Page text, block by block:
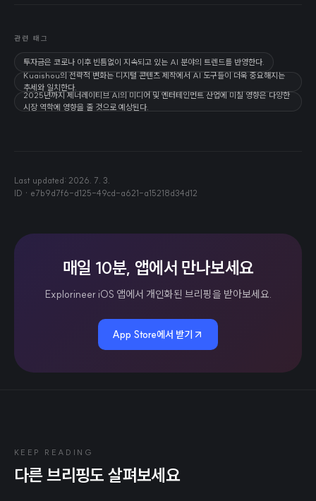
관련 태그
투자금은 코로나 이후 빈틈없이 지속되고 있는 AI 분야의 트렌드를 반영한다.
Kuaishou의 전략적 변화는 디지털 콘텐츠 제작에서 AI 도구들이 더욱 중요해지는
추세와 일치한다.
2025년까지 제너레이티브 AI의 미디어 및 엔터테인먼트 산업에 미칠 영향은 다양한
시장 역학에 영향을 줄 것으로 예상된다.
Last updated: 2026. 7. 3.
ID · e7b9d7f6-d125-49cd-a621-a15218d34d12
매일 10분, 앱에서 만나보세요
Explorineer iOS 앱에서 개인화된 브리핑을 받아보세요.
App Store에서 받기
KEEP READING
다른 브리핑도 살펴보세요